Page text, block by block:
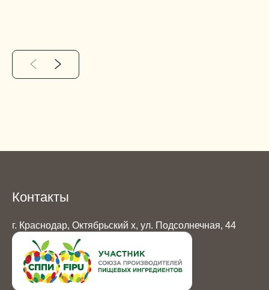
Контакты
г. Краснодар, Октябрьский х, ул. Подсолнечная, 44